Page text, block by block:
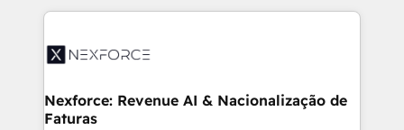
HubSpot Elite Partner—trusted by companies across
Implementation & Migration Onboarding across all
Station, Freshdesk, Intercom, and more. Custom
objects, automations, and integrations built for
Nexforce: Revenue AI & Nacionalização de
Faturas